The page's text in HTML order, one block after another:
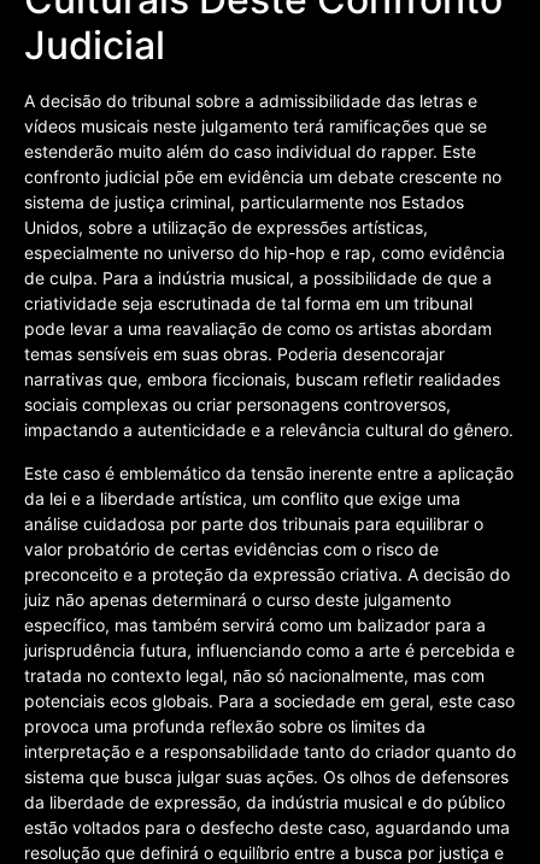
Judicial
A decisão do tribunal sobre a admissibilidade das letras e
vídeos musicais neste julgamento terá ramificações que se
estenderão muito além do caso individual do rapper. Este
confronto judicial põe em evidência um debate crescente no
sistema de justiça criminal, particularmente nos Estados
Unidos, sobre a utilização de expressões artísticas,
especialmente no universo do hip-hop e rap, como evidência
de culpa. Para a indústria musical, a possibilidade de que a
criatividade seja escrutinada de tal forma em um tribunal
pode levar a uma reavaliação de como os artistas abordam
temas sensíveis em suas obras. Poderia desencorajar
narrativas que, embora ficcionais, buscam refletir realidades
sociais complexas ou criar personagens controversos,
impactando a autenticidade e a relevância cultural do gênero.
Este caso é emblemático da tensão inerente entre a aplicação
da lei e a liberdade artística, um conflito que exige uma
análise cuidadosa por parte dos tribunais para equilibrar o
valor probatório de certas evidências com o risco de
preconceito e a proteção da expressão criativa. A decisão do
juiz não apenas determinará o curso deste julgamento
específico, mas também servirá como um balizador para a
jurisprudência futura, influenciando como a arte é percebida e
tratada no contexto legal, não só nacionalmente, mas com
potenciais ecos globais. Para a sociedade em geral, este caso
provoca uma profunda reflexão sobre os limites da
interpretação e a responsabilidade tanto do criador quanto do
sistema que busca julgar suas ações. Os olhos de defensores
da liberdade de expressão, da indústria musical e do público
estão voltados para o desfecho deste caso, aguardando uma
resolução que definirá o equilíbrio entre a busca por justiça e